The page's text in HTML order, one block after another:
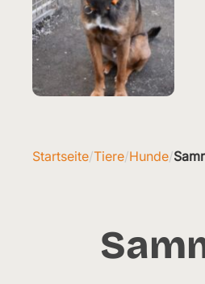
Startseite/Tiere/Hunde/